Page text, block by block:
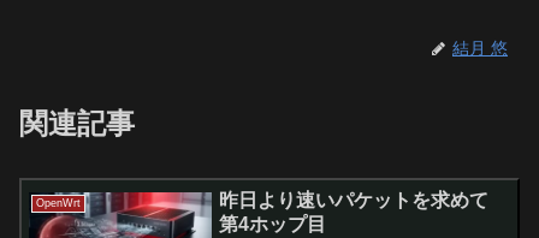
結月 悠
関連記事
OpenWrt
昨日より速いパケットを求めて
第4ホップ目